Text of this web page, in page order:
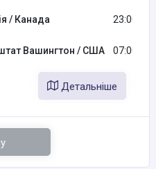
/ Канада 23:00
Вашингтон / США 07:00
Детальніше